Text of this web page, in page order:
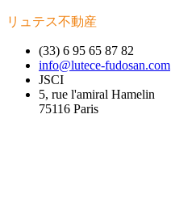
リュテス不動産
(33) 6 95 65 87 82
info@lutece-fudosan.com
JSCI
5, rue l'amiral Hamelin
75116 Paris